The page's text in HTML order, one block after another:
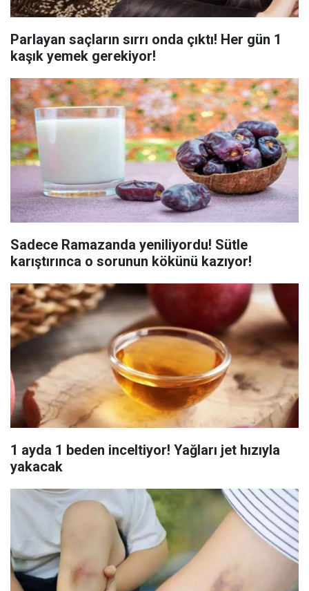
Parlayan saçların sırrı onda çıktı! Her gün 1
kaşık yemek gerekiyor!
Sadece Ramazanda yeniliyordu! Sütle
karıştırınca o sorunun kökünü kazıyor!
1 ayda 1 beden inceltiyor! Yağları jet hızıyla
yakacak